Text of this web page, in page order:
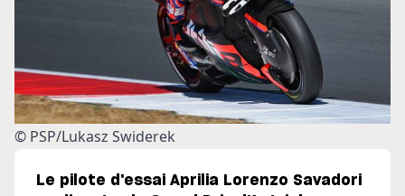
© PSP/Lukasz Swiderek
Le pilote d'essai Aprilia Lorenzo Savadori